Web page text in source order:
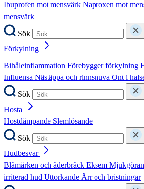
Ibuprofen mot mensvärk Naproxen mot
mensvärk
Sök
Förkylning
Bihåleinflammation Förebygger förkylning
Influensa Nästäppa och rinnsnuva Ont i
Sök
Hosta
Hostdämpande Slemlösande
Sök
Hudbesvär
Blåmärken och åderbråck Eksem
irriterad hud Uttorkande Ärr och bristningar